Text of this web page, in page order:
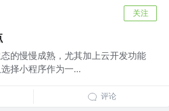
关注
的慢慢成熟，尤其加上云开发功能
择小程序作为一...
评论